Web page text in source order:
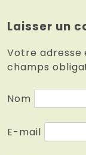
Laisser un
Votre adresse
champs
Nom
E-mail